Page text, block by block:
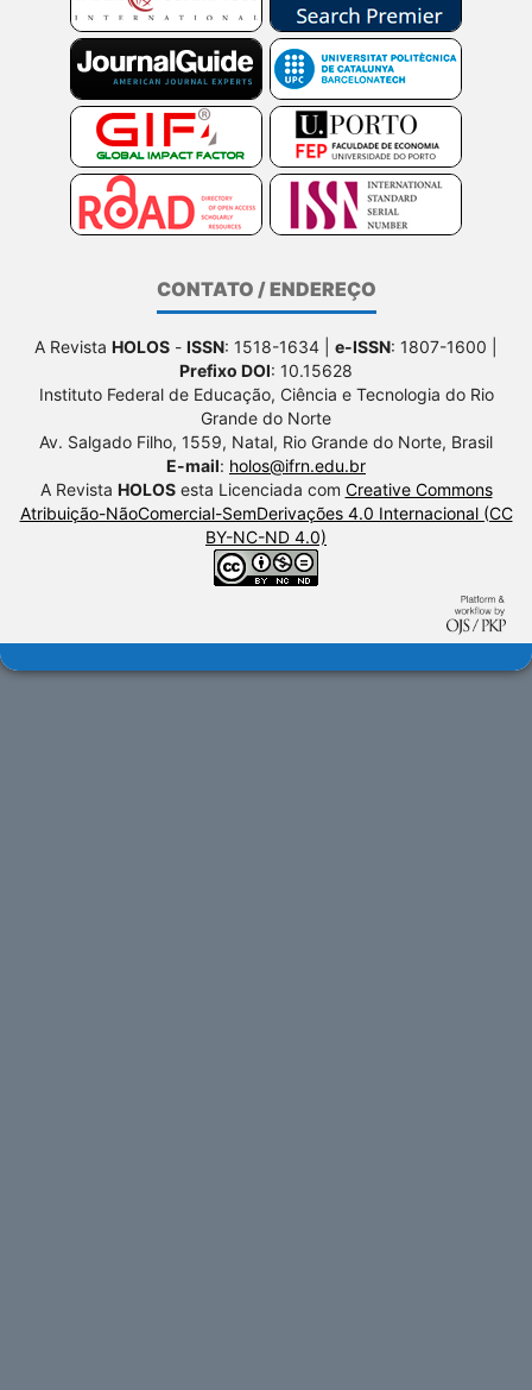
CONTATO / ENDEREÇO
A Revista HOLOS - ISSN: 1518-1634 | e-ISSN: 1807-1600 |
Prefixo DOI: 10.15628
Instituto Federal de Educação, Ciência e Tecnologia do Rio
Grande do Norte
Av. Salgado Filho, 1559, Natal, Rio Grande do Norte, Brasil
E-mail: holos@ifrn.edu.br
A Revista HOLOSesta Licenciada com Creative Commons
Atribuição-NãoComercial-SemDerivações 4.0 Internacional (CC
BY-NC-ND 4.0)